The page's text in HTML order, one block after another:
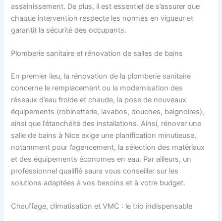
assainissement. De plus, il est essentiel de s’assurer que
chaque intervention respecte les normes en vigueur et
garantit la sécurité des occupants.
Plomberie sanitaire et rénovation de salles de bains
En premier lieu, la rénovation de la plomberie sanitaire
concerne le remplacement ou la modernisation des
réseaux d’eau froide et chaude, la pose de nouveaux
équipements (robinetterie, lavabos, douches, baignoires),
ainsi que l’étanchéité des installations. Ainsi, rénover une
salle de bains à Nice exige une planification minutieuse,
notamment pour l’agencement, la sélection des matériaux
et des équipements économes en eau. Par ailleurs, un
professionnel qualifié saura vous conseiller sur les
solutions adaptées à vos besoins et à votre budget.
Chauffage, climatisation et VMC : le trio indispensable